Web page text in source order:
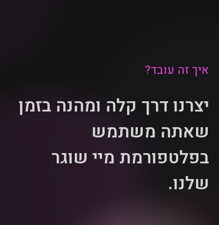
איך זה עובד?
יצרנו דרך קלה ומהנה בזמן
שאתה משתמש
בפלטפורמת מיי שוגר
שלנו.